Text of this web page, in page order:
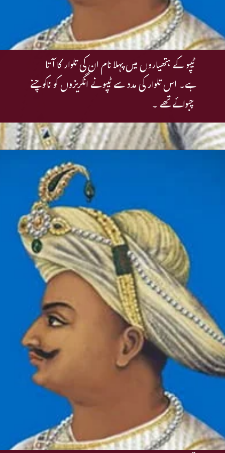
ٹیپو کے ہتھیاروں میں پہلا نام ان کی تلوار کا آتا
ہے۔ اس تلوار کی مدد سے ٹیپو نے انگریزوں کو ناکو چنے
چبوائے تھے ۔